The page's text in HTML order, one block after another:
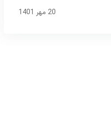
20 مهر 1401